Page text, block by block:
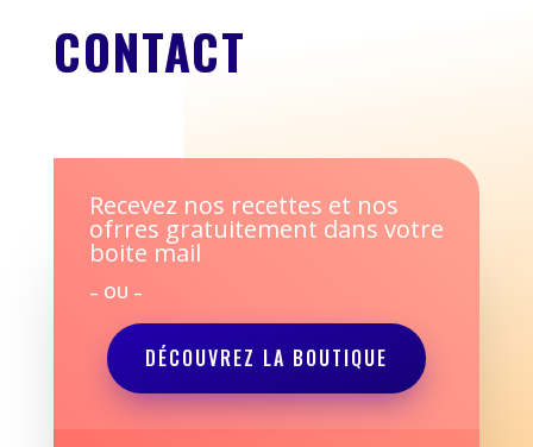
CONTACT
Recevez nos recettes et nos
ofrres gratuitement dans votre
boite mail
– OU –
DÉCOUVREZ LA BOUTIQUE